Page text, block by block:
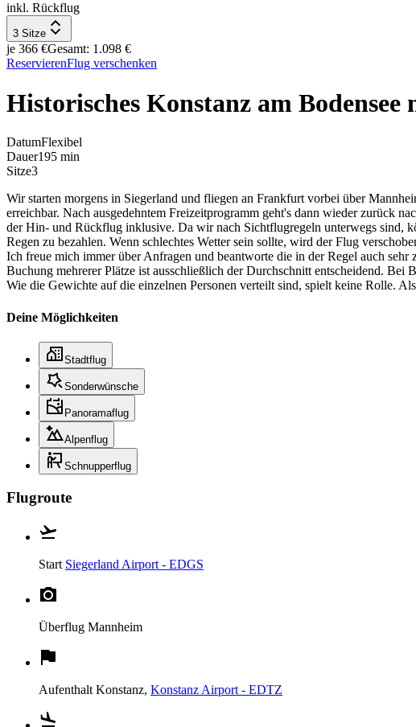
inkl. Rückflug
3 Sitze
je 366 €Gesamt: 1.098 €
ReservierenFlug verschenken
Historisches Konstanz am
DatumFlexibel
Dauer195 min
Sitze3
Wir starten morgens in Siegerland und fliegen an Frankfurt vorbei über
erreichbar. Nach ausgedehntem Freizeitprogramm geht's dann wieder zurück
der Hin- und Rückflug inklusive. Da wir nach Sichtflugregeln unterwegs sind,
Regen zu bezahlen. Wenn schlechtes Wetter sein sollte, wird der Flug
Ich freue mich immer über Anfragen und beantworte die in der Regel auch
Buchung mehrerer Plätze ist ausschließlich der Durchschnitt entscheidend.
Wie die Gewichte auf die einzelnen Personen verteilt sind, spielt keine Rolle.
Deine Möglichkeiten
Stadtflug
Sonderwünsche
Panoramaflug
Alpenflug
Schnupperflug
Flugroute
Start Siegerland Airport - EDGS
Überflug Mannheim
Aufenthalt Konstanz, Konstanz Airport - EDTZ